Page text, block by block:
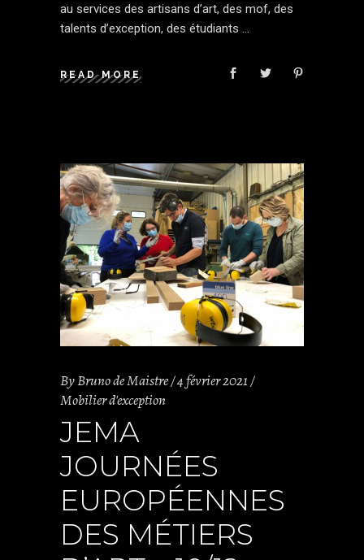
au services des artisans d’art, des mof, des
talents d’exception, des étudiants
READ MORE
ByBruno de Maistre 4 février 2021
Mobilier d'exception
JEMA
JOURNÉES
EUROPÉENNES
DES MÉTIERS